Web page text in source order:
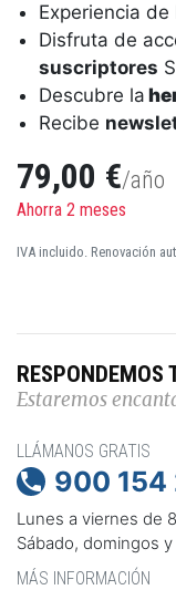
Experiencia de
Disfruta de
suscriptores
Descubre la
Recibe
79,00 €/año
Ahorra 2 meses
IVA incluido. Renovación
RESPONDEMOS
Estaremos
LLÁMANOS GRATIS
 900 154
Lunes a viernes de
Sábado, domingos
MÁS INFORMACIÓN